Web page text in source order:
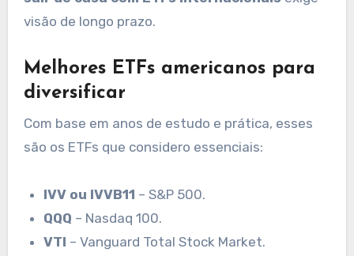
visão de longo prazo.
Melhores ETFs americanos para
diversificar
Com base em anos de estudo e prática, esses
são os ETFs que considero essenciais:
IVV ou IVVB11 – S&P 500.
QQQ – Nasdaq 100.
VTI – Vanguard Total Stock Market.